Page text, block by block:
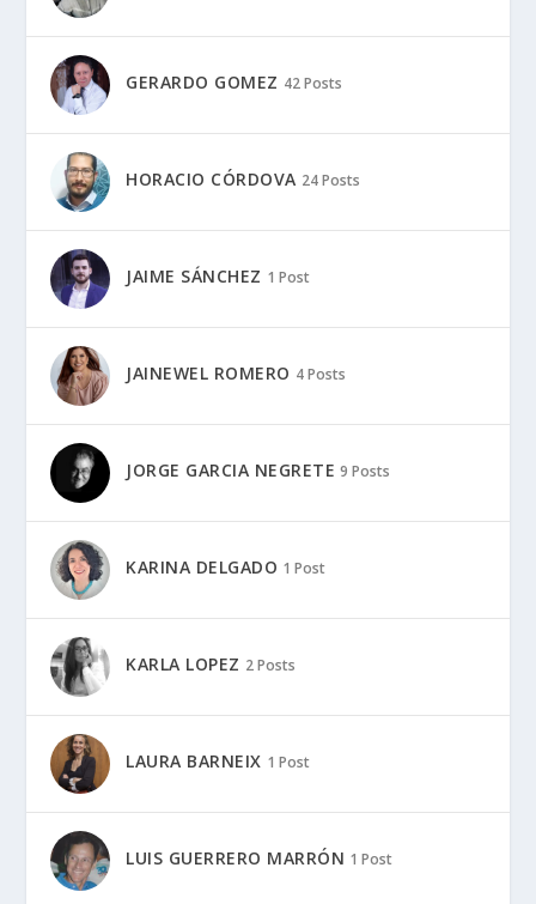
GERARDO GOMEZ 42 Posts
HORACIO CÓRDOVA 24 Posts
JAIME SÁNCHEZ 1 Post
JAINEWEL ROMERO 4 Posts
JORGE GARCIA NEGRETE 9 Posts
KARINA DELGADO 1 Post
KARLA LOPEZ 2 Posts
LAURA BARNEIX 1 Post
LUIS GUERRERO MARRÓN 1 Post